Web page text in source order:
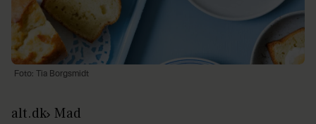
Foto: Tia Borgsmidt
alt.dk Mad